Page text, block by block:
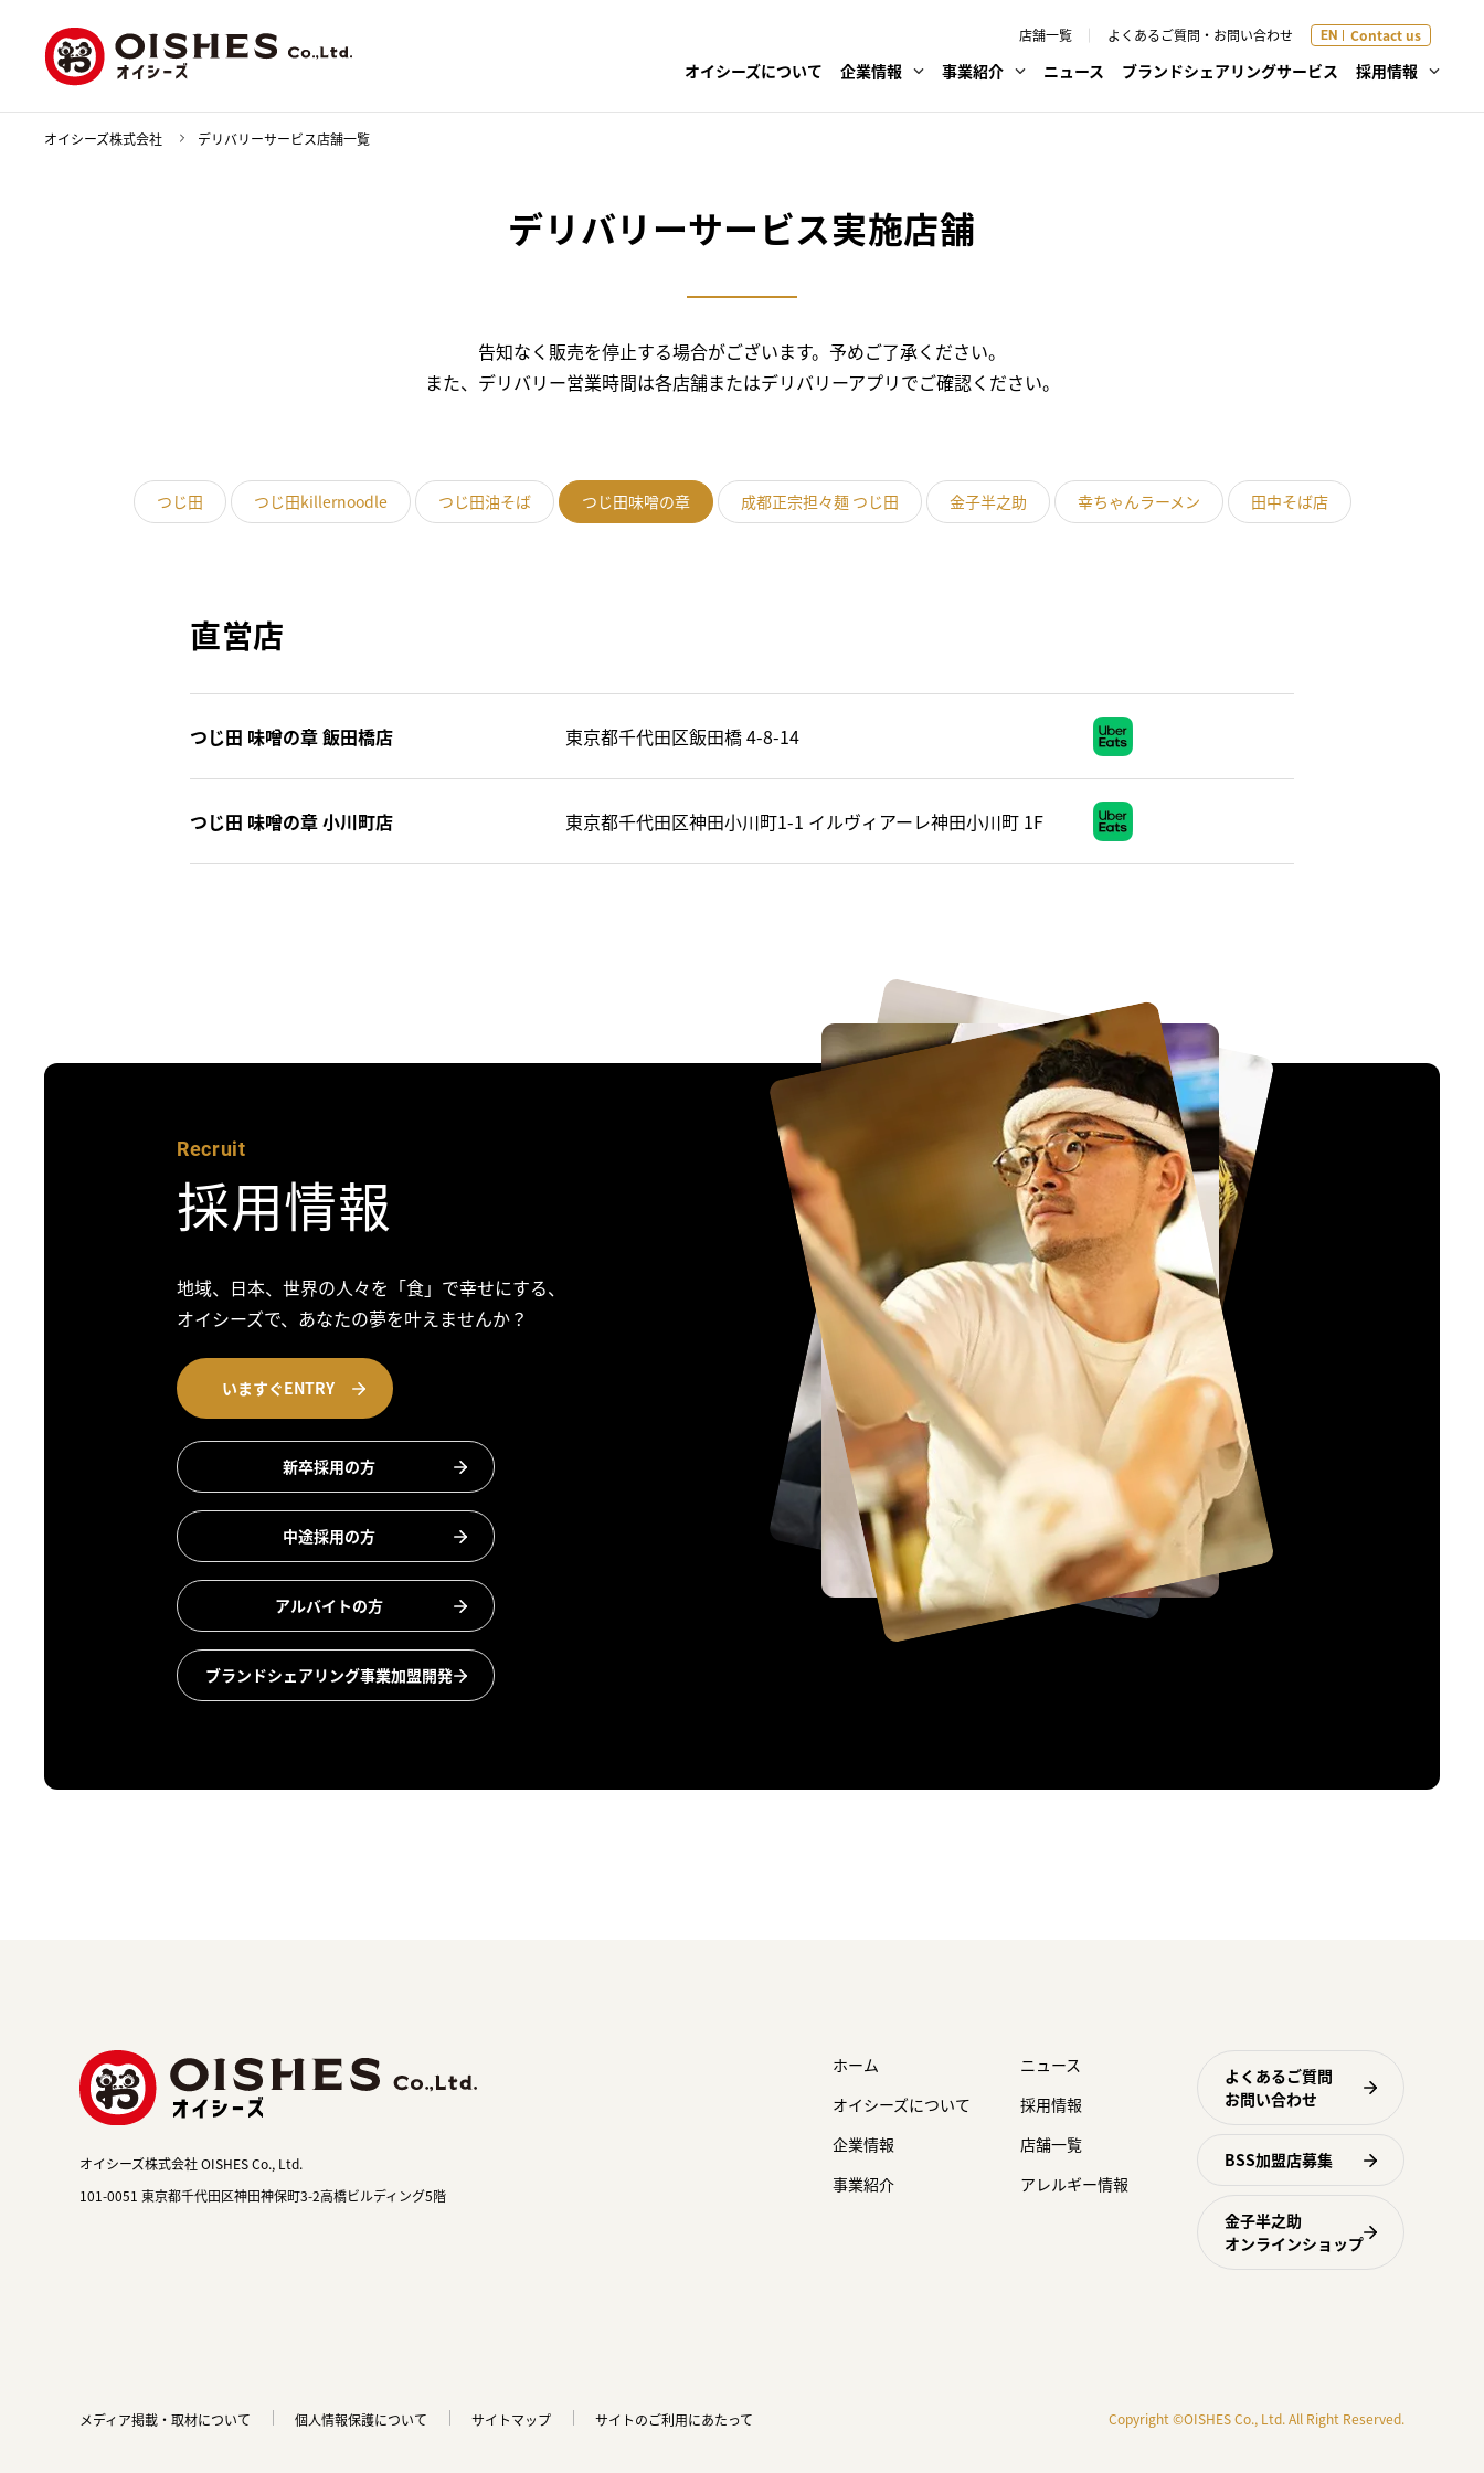
オイシーズについて 企業情報 事業紹介 ニュース ブランドシェアリングサービス 採用情報
店舗一覧 よくあるご質問・お問い合わせ EN Contact us
オイシーズ株式会社 デリバリーサービス店舗一覧
デリバリーサービス実施店舗
告知なく販売を停止する場合がございます。予めご了承ください。
また、デリバリー営業時間は各店舗またはデリバリーアプリでご確認ください。
つじ田 つじ田killernoodle つじ田油そば つじ田味噌の章 成都正宗担々麺 つじ田 金子半之助 幸ちゃんラーメン 田中そば店
直営店
つじ田 味噌の章 飯田橋店 東京都千代田区飯田橋 4-8-14
つじ田 味噌の章 小川町店 東京都千代田区神田小川町1-1 イルヴィアーレ神田小川町 1F
Recruit
採用情報
地域、日本、世界の人々を「食」で幸せにする、
オイシーズで、あなたの夢を叶えませんか？
いますぐENTRY
新卒採用の方
中途採用の方
アルバイトの方
ブランドシェアリング事業加盟開発
オイシーズ株式会社 OISHES Co., Ltd.
101-0051 東京都千代田区神田神保町3-2高橋ビルディング5階
ホーム
オイシーズについて
企業情報
事業紹介
ニュース
採用情報
店舗一覧
アレルギー情報
よくあるご質問
お問い合わせ
BSS加盟店募集
金子半之助
オンラインショップ
メディア掲載・取材について 個人情報保護について サイトマップ サイトのご利用にあたって Copyright ©OISHES Co., Ltd. All Right Reserved.